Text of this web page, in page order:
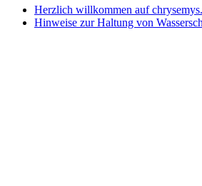
Herzlich willkommen auf
Hinweise zur Haltung von